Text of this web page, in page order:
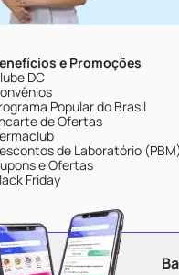
e Promoções
DC
Popular do Brasil
de Ofertas
de Laboratório (PBM)
e Ofertas
Friday